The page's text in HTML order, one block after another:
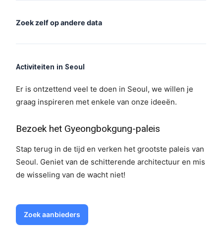
Zoek zelf op andere data
Activiteiten in Seoul
Er is ontzettend veel te doen in Seoul, we willen je
graag inspireren met enkele van onze ideeën.
Bezoek het Gyeongbokgung-paleis
Stap terug in de tijd en verken het grootste paleis van
Seoul. Geniet van de schitterende architectuur en mis
de wisseling van de wacht niet!
Zoek aanbieders